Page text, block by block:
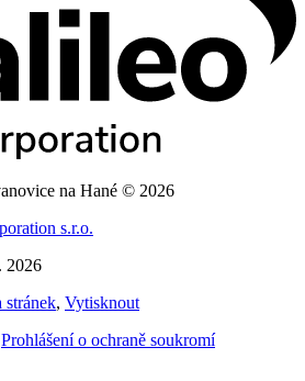
na Hané © 2026
s.r.o.
2026
stránek, Vytisknout
Prohlášení o ochraně soukromí